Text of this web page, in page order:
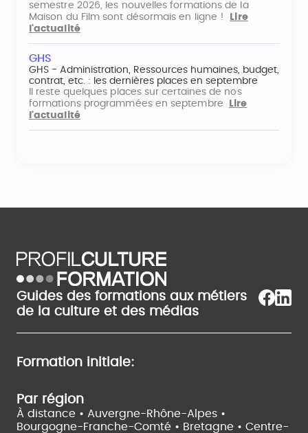
semestre 2026, les nouvelles formations de la
Maison du Film sont désormais en ligne !
Lire
l'actualité
GHS
GHS - Administration, Ressources humaines, budget,
contrat, etc. : les dernières places en septembre
Il reste quelques places sur certaines de nos
formations programmées en septembre
Lire
l'actualité
Guides des formations aux métiers
de la culture et des médias
Formation initiale:
Par région
À distance • Auvergne-Rhône-Alpes •
Bourgogne-Franche-Comté • Bretagne • Centre-